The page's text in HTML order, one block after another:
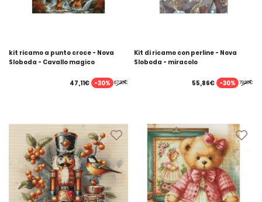
kit ricamo a punto croce - Nova
Sloboda - Cavallo magico
67,30€
47,11€ -30%
Kit di ricamo con perline - Nova
Sloboda - miracolo
79,80€
55,86€ -30%